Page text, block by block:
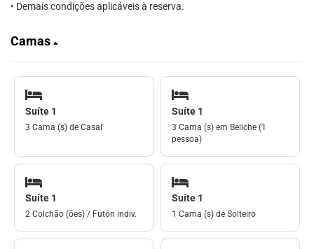
• Demais condições aplicáveis à reserva.
Camas
Suíte 1
3 Cama (s) de Casal
Suíte 1
3 Cama (s) em Beliche (1
pessoa)
Suíte 1
2 Colchão (ões) / Futón indiv.
Suíte 1
1 Cama (s) de Solteiro